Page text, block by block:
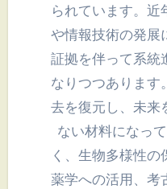
られています。近
や情報技術の発展
証拠を伴って系統
なりつつあります
去を復元し、未来
ない材料になっ
く、生物多様性
薬学への活用、考